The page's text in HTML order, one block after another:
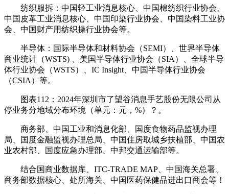
纺织服拆：中国轻工业消息核心、中国棉纺织行业协会、
中国皮革工业消息核心、中国印染行业协会、中国染料工业协
会、中国财产用纺织操行业协会等。
半导体：国际半导体和材料协会（SEMI）、世界半导体
商业统计（WSTS) 、美国半导体行业协会（SIA）、全球半导
体行业协会（WSTS）、IC Insight、中国半导体行业协会
（CSIA）等。
图表112：2024年深圳市了望谷消息手艺股份无限公司从
停业务分地域分布环境（单元：元，%）？。
商务部、中国工业和消息化部、国度食物药品监视办理
局、国度金融监视办理总局、中国住房取城乡扶植部、中国农
业农村部、国度应急办理部、中邦交通运输部等。
结合国商业数据库、ITC-TRADE MAP、中国海关总署、
商务部数据核心、处所海关、中国医药保健品进出口商会等！